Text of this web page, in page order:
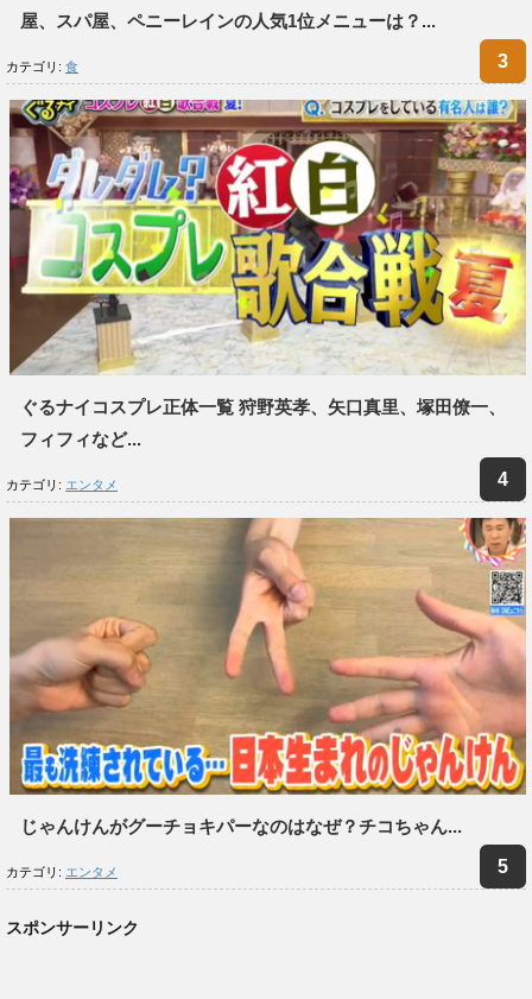
屋、スパ屋、ペニーレインの人気1位メニューは？...
カテゴリ: 食
ぐるナイコスプレ正体一覧 狩野英孝、矢口真里、塚田僚一、
フィフィなど...
カテゴリ: エンタメ
じゃんけんがグーチョキパーなのはなぜ？チコちゃん...
カテゴリ: エンタメ
スポンサーリンク